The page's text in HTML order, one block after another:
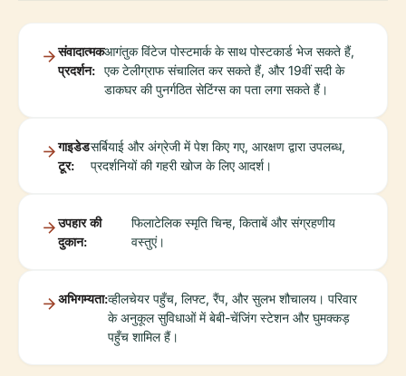
संवादात्मक
प्रदर्शन:
आगंतुक विंटेज पोस्टमार्क के साथ पोस्टकार्ड भेज सकते हैं,
एक टेलीग्राफ संचालित कर सकते हैं, और 19वीं सदी के
डाकघर की पुनर्गठित सेटिंग्स का पता लगा सकते हैं।
गाइडेड
टूर:
सर्बियाई और अंग्रेजी में पेश किए गए, आरक्षण द्वारा उपलब्ध,
प्रदर्शनियों की गहरी खोज के लिए आदर्श।
उपहार की
दुकान:
फिलाटेलिक स्मृति चिन्ह, किताबें और संग्रहणीय
वस्तुएं।
अभिगम्यता:व्हीलचेयर पहुँच, लिफ्ट, रैंप, और सुलभ शौचालय। परिवार
के अनुकूल सुविधाओं में बेबी-चेंजिंग स्टेशन और घुमक्कड़
पहुँच शामिल हैं।